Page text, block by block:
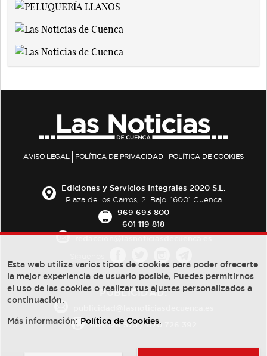
AVISO LEGAL POLÍTICA DE PRIVACIDAD POLÍTICA DE COOKIES
Ediciones y Servicios Integrales 2020 S.L.
Plaza de los Carros, 2. Bajo. 16001 Cuenca
969 693 800
601 119 818
PUBLICIDAD:
684 126 573/670 726 392
Esta web utiliza varios tipos de cookies para poder ofrecerte
la mejor experiencia de usuario posible, Puedes permitirnos
el uso de las cookies o realizar tus ajustes personalizados a
continuación.
Más información: Política de Cookies.